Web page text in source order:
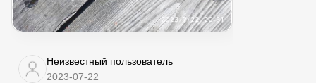
Неизвестный пользователь
2023-07-22